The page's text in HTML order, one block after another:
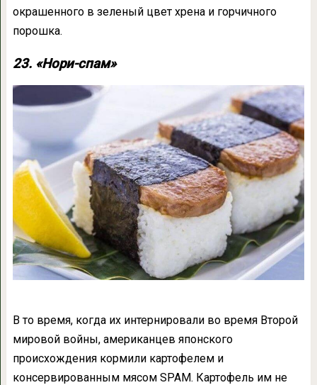
окрашенного в зеленый цвет хрена и горчичного
порошка.
23. «Нори-спам»
В то время, когда их интернировали во время Второй
мировой войны, американцев японского
происхождения кормили картофелем и
консервированным мясом SPAM. Картофель им не